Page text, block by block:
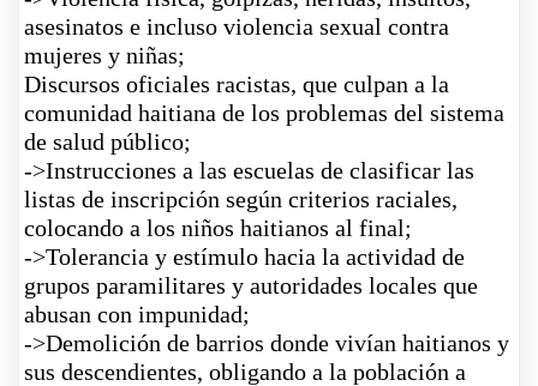
asesinatos e incluso violencia sexual contra
mujeres y niñas;
Discursos oficiales racistas, que culpan a la
comunidad haitiana de los problemas del sistema
de salud público;
->Instrucciones a las escuelas de clasificar las
listas de inscripción según criterios raciales,
colocando a los niños haitianos al final;
->Tolerancia y estímulo hacia la actividad de
grupos paramilitares y autoridades locales que
abusan con impunidad;
->Demolición de barrios donde vivían haitianos y
sus descendientes, obligando a la población a